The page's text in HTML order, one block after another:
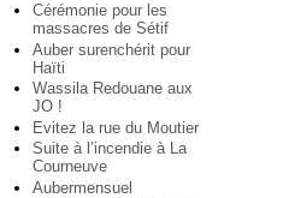
Cérémonie pour les
massacres de Sétif
Auber surenchérit pour
Haïti
Wassila Redouane aux
JO !
Evitez la rue du Moutier
Suite à l’incendie à La
Courneuve
Aubermensuel